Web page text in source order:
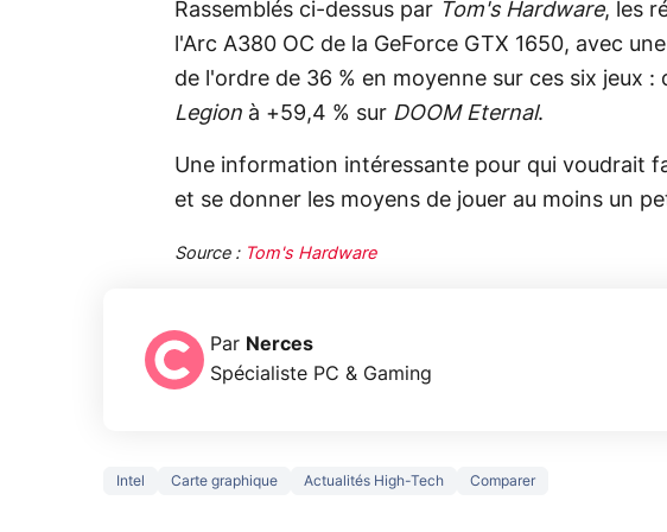
Rassemblés ci-dessus par Tom's Hardware, les
l'Arc A380 OC de la GeForce GTX 1650, avec
de l'ordre de 36 % en moyenne sur ces six jeux :
Legion à +59,4 % sur DOOM Eternal.
Une information intéressante pour qui voudrait
et se donner les moyens de jouer au moins un
Source : Tom's Hardware
Par Nerces
Spécialiste PC & Gaming
Intel Carte graphique Actualités High-Tech Comparer
5 générations
Ce que vous